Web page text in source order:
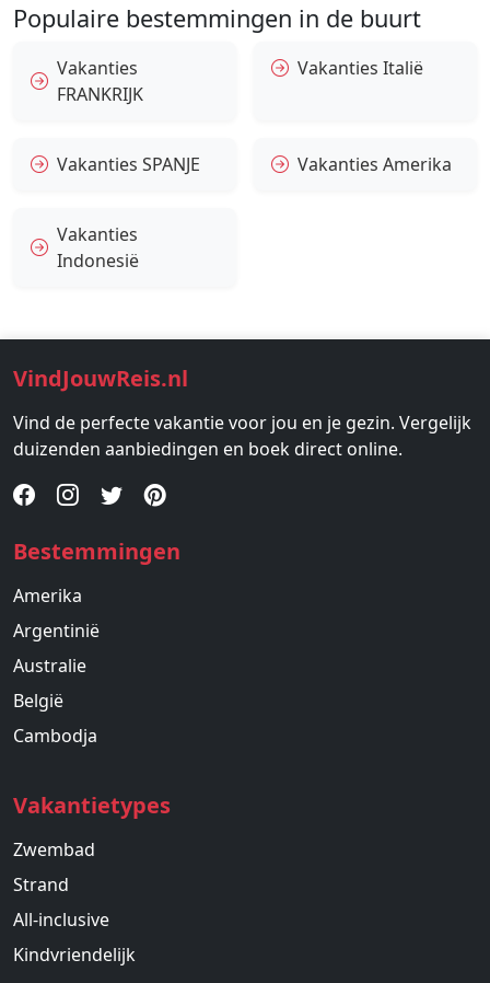
Populaire bestemmingen in de buurt
Vakanties
FRANKRIJK
Vakanties Italië
Vakanties SPANJE Vakanties Amerika
Vakanties
Indonesië
VindJouwReis.nl
Vind de perfecte vakantie voor jou en je gezin. Vergelijk
duizenden aanbiedingen en boek direct online.
Bestemmingen
Amerika
Argentinië
Australie
België
Cambodja
Vakantietypes
Zwembad
Strand
All-inclusive
Kindvriendelijk